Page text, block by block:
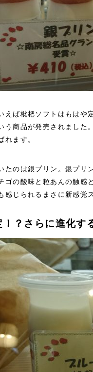
えば枇杷ソフトはもはや
う商品が発売されました
れます。
たのは銀プリン。銀プリ
ゴの酸味と粒あんの触感
感じられるまさに新感覚
！？さらに進化す